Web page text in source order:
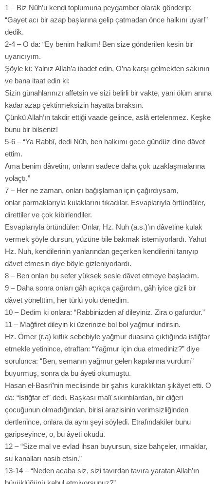
1 – Biz Nûh’u kendi toplumuna peygamber olarak gönderip:
“Gayet acı bir azap başlarına gelip çatmadan önce halkını uyar!”
dedik.
2-4 – O da: “Ey benim halkım! Ben size gönderilen kesin bir
uyarıcıyım.
Şöyle ki: Yalnız Allah’a ibadet edin, O’na karşı gelmekten sakının
ve bana itaat edin ki:
Sizin günahlarınızı affetsin ve sizi belirli bir vakte, yani ölüm anına
kadar azap çektirmeksizin hayatta bıraksın.
Çünkü Allah’ın takdir ettiği vaade gelince, aslâ ertelenmez. Keşke
bunu bir bilseniz!
5-6 – “Ya Rabbî, dedi Nûh, ben halkımı gece gündüz dine dâvet
ettim.
Ama benim dâvetim, onların sadece daha çok uzaklaşmalarına
yolaçtı.”
7 – Her ne zaman, onları bağışlaman için çağırdıysam,
onlar parmaklarıyla kulaklarını tıkadılar. Esvaplarıyla örtündüler,
direttiler ve çok kibirlendiler.
Esvaplarıyla örtündüler: Onlar, Hz. Nuh (a.s.)’ın dâvetine kulak
vermek şöyle dursun, yüzüne bile bakmak istemiyorlardı. Yahut
Hz. Nuh, kendilerinin yanlarından geçerken kendilerini tanıyıp
dâvet etmesin diye böyle gizleniyorlardı.
8 – Ben onları bu sefer yüksek sesle dâvet etmeye başladım.
9 – Daha sonra onları gâh açıkça çağırdım, gâh iyice gizli bir
dâvet yönelttim, her türlü yolu denedim.
10 – Dedim ki onlara: “Rabbinizden af dileyiniz. Zira o gafurdur.”
11 – Mağfiret dileyin ki üzerinize bol bol yağmur indirsin.
Hz. Ömer (r.a) kıtlık sebebiyle yağmur duasına çıktığında istiğfar
etmekle yetinince, etraftan: “Yağmur için dua etmediniz?” diye
sorulunca: “Ben, semanın yağmur gelen kapılarına vurdum”
buyurmuş, sonra da bu âyeti okumuştu.
Hasan el-Basrî’nin meclisinde bir şahıs kuraklıktan şikâyet etti. O
da: “İstiğfar et” dedi. Başkası malî sıkıntılardan, bir diğeri
çocuğunun olmadığından, birisi arazisinin verimsizliğinden
dertlenince, onlara da aynı şeyi söyledi. Etrafındakiler bunu
garipseyince, o, bu âyeti okudu.
12 – “Size mal ve evlad ihsan buyursun, size bahçeler, ırmaklar,
su kanalları nasib etsin.”
13-14 – “Neden acaba siz, sizi tavırdan tavıra yaratan Allah’ın